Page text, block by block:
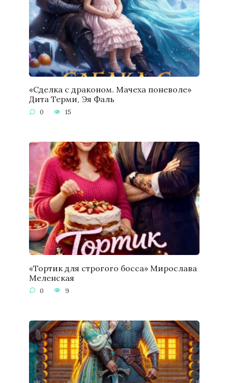
«Сделка с драконом. Мачеха поневоле»
Дита Терми, Эя Фаль
0 15
«Тортик для строгого босса» Мирослава
Меленская
0 9